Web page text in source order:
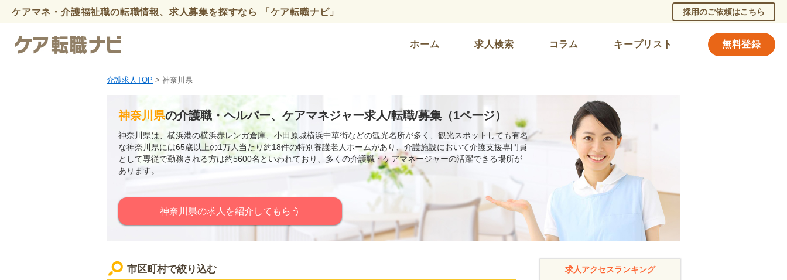
ケアマネ・介護福祉職の転職情報、求人募集を探すなら 「ケア転職ナビ」 採用のご依頼はこちら
ホーム 求人検索 コラム キープリスト 無料登録
介護求人TOP > 神奈川県
神奈川県の介護職・ヘルパー、ケアマネジャー求人/転職/募集（1ページ）
神奈川県は、横浜港の横浜赤レンガ倉庫、小田原城横浜中華街などの観光名所が多く、観光スポットしても有名
な神奈川県には65歳以上の1万人当たり約18件の特別養護老人ホームがあり、介護施設において介護支援専門員
として専従で勤務される方は約5600名といわれており、多くの介護職・ケアマネージャーの活躍できる場所が
あります。
神奈川県の求人を紹介してもらう
市区町村で絞り込む 求人アクセスランキング